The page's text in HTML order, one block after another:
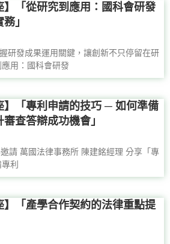
】「從研究到應用：國科會研發
」
研發成果運用關鍵，讓創新不只停留在研
用：國科會研發
】「專利申請的技巧 ─ 如何準備
查答辯成功機會」
請 萬國法律事務所 陳建銘經理 分享「專
利
】「產學合作契約的法律重點提